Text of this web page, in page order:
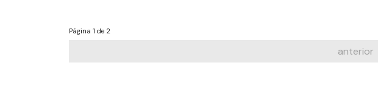
Página 1 de 2
anterior